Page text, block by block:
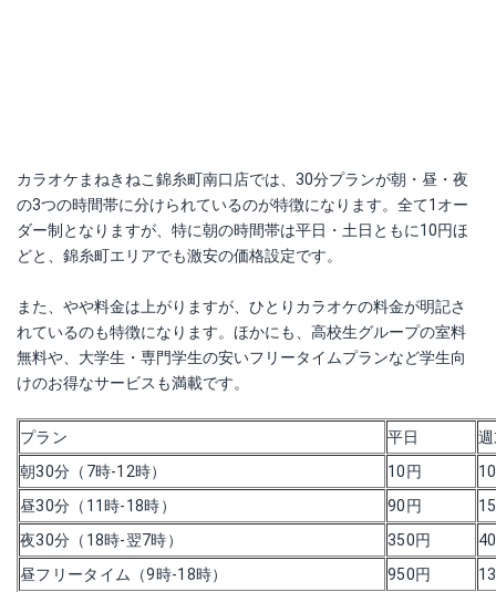
カラオケまねきねこ錦糸町南口店では、30分プランが朝・昼・夜
の3つの時間帯に分けられているのが特徴になります。全て1オー
ダー制となりますが、特に朝の時間帯は平日・土日ともに10円ほ
どと、錦糸町エリアでも激安の価格設定です。
また、やや料金は上がりますが、ひとりカラオケの料金が明記さ
れているのも特徴になります。ほかにも、高校生グループの室料
無料や、大学生・専門学生の安いフリータイムプランなど学生向
けのお得なサービスも満載です。
プラン 平日
朝30分（7時-12時）
10円
昼30分（11時-18時）
90円
夜30分（18時-翌7時）
350円
昼フリータイム（9時-18時）
950円